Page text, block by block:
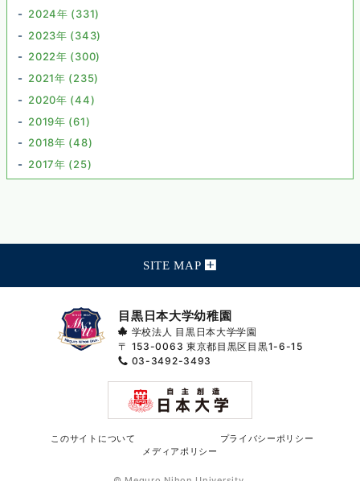
2024年 (331)
2023年 (343)
2022年 (300)
2021年 (235)
2020年 (44)
2019年 (61)
2018年 (48)
2017年 (25)
SITE MAP
目黒日本大学幼稚園
学校法人 目黒日本大学学園
〒 153-0063 東京都目黒区目黒1-6-15
03-3492-3493
このサイトについて
プライバシーポリシー
メディアポリシー